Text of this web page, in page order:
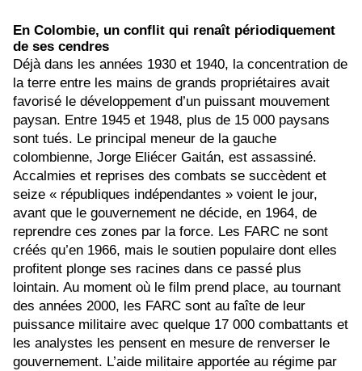
En Colombie, un conflit qui renaît périodiquement
de ses cendres
Déjà dans les années 1930 et 1940, la concentration de
la terre entre les mains de grands propriétaires avait
favorisé le développement d’un puissant mouvement
paysan. Entre 1945 et 1948, plus de 15 000 paysans
sont tués. Le principal meneur de la gauche
colombienne, Jorge Eliécer Gaitán, est assassiné.
Accalmies et reprises des combats se succèdent et
seize « républiques indépendantes » voient le jour,
avant que le gouvernement ne décide, en 1964, de
reprendre ces zones par la force. Les FARC ne sont
créés qu’en 1966, mais le soutien populaire dont elles
profitent plonge ses racines dans ce passé plus
lointain. Au moment où le film prend place, au tournant
des années 2000, les FARC sont au faîte de leur
puissance militaire avec quelque 17 000 combattants et
les analystes les pensent en mesure de renverser le
gouvernement. L’aide militaire apportée au régime par